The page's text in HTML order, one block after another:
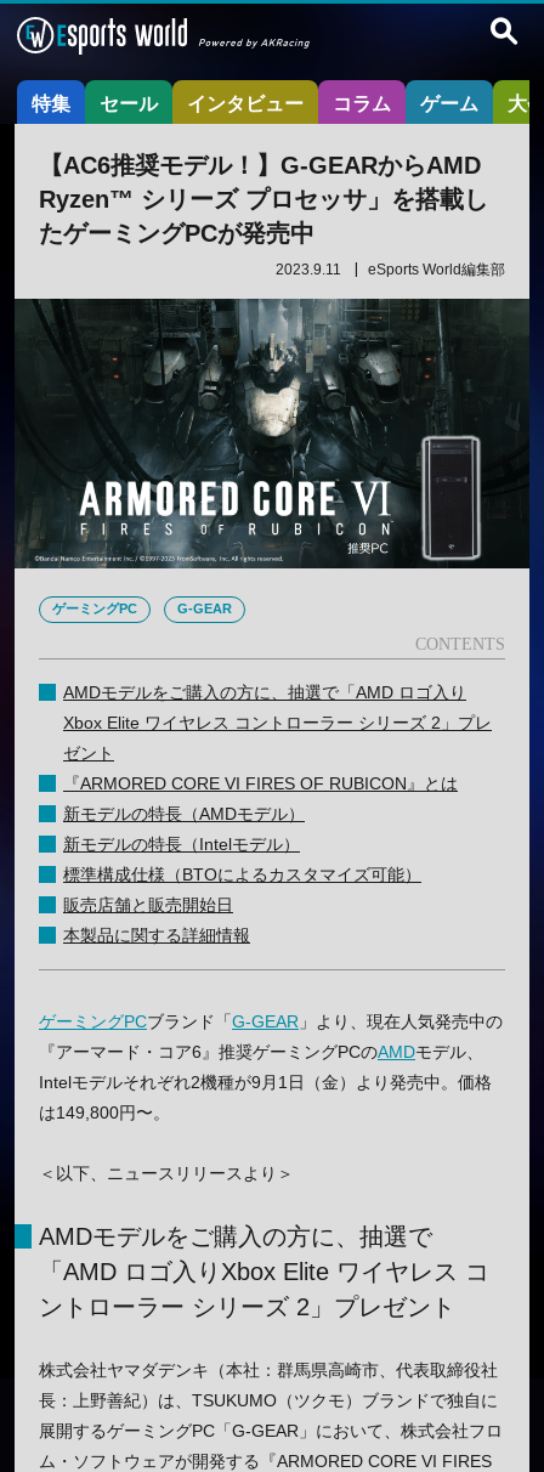
特集 セール インタビュー コラム ゲーム 大
【AC6推奨モデル！】G-GEARからAMD
Ryzen™ シリーズ プロセッサ」を搭載し
たゲーミングPCが発売中
2023.9.11 eSports World編集部
ゲーミングPC G-GEAR
AMDモデルをご購入の方に、抽選で「AMD ロゴ入り
Xbox Elite ワイヤレス コントローラー シリーズ 2」プレ
ゼント
『ARMORED CORE VI FIRES OF RUBICON』とは
新モデルの特長（AMDモデル）
新モデルの特長（Intelモデル）
標準構成仕様（BTOによるカスタマイズ可能）
販売店舗と販売開始日
本製品に関する詳細情報
ゲーミングPCブランド「G-GEAR 」より、現在人気発売中の
『アーマード・コア6』推奨ゲーミングPCのAMDモデル、
Intelモデルそれぞれ2機種が9月1日（金）より発売中。価格
は149,800円〜。
＜以下、ニュースリリースより＞
AMDモデルをご購入の方に、抽選で
「AMD ロゴ入りXbox Elite ワイヤレス コ
ントローラー シリーズ 2」プレゼント
株式会社ヤマダデンキ（本社：群馬県高崎市、代表取締役社
長：上野善紀）は、TSUKUMO（ツクモ）ブランドで独自に
展開するゲーミングPC「G-GEAR」において、株式会社フロ
ム・ソフトウェアが開発する『ARMORED CORE VI FIRES